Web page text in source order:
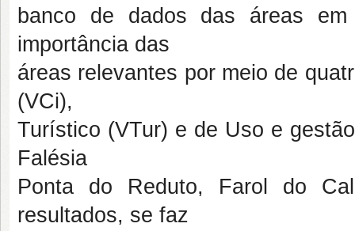
banco de dados das áreas
importância das
áreas relevantes por meio de
(VCi),
Turístico (VTur) e de Uso e
Falésia
Ponta do Reduto, Farol do
resultados, se faz